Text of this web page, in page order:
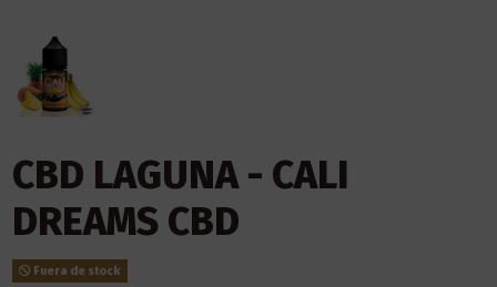
CBD LAGUNA - CALI
DREAMS CBD
Fuera de stock